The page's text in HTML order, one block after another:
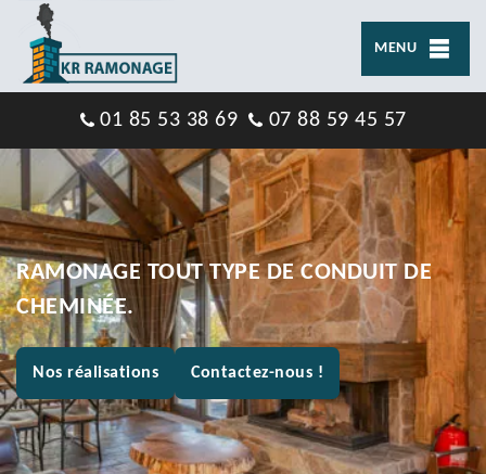
MENU
01 85 53 38 69 07 88 59 45 57
RAMONAGE TOUT TYPE DE CONDUIT DE
CHEMINÉE.
Nos réalisations Contactez-nous !